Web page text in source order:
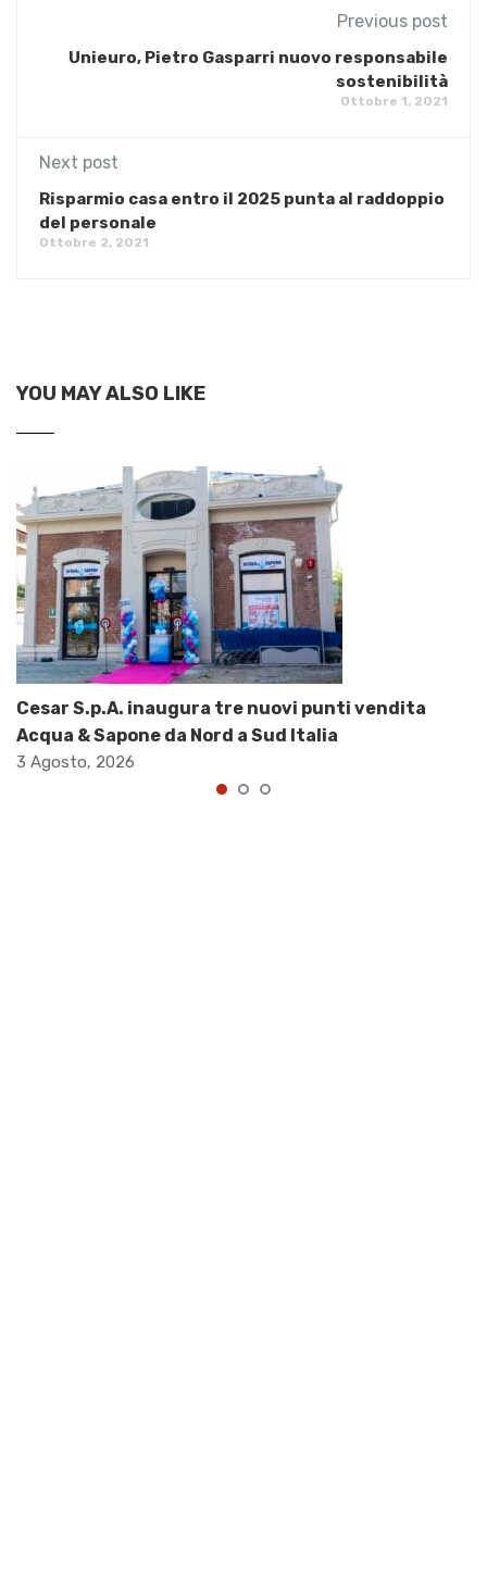
Previous post
Unieuro, Pietro Gasparri nuovo responsabile
sostenibilità
Ottobre 1, 2021
Next post
Risparmio casa entro il 2025 punta al raddoppio
del personale
Ottobre 2, 2021
YOU MAY ALSO LIKE
Cesar S.p.A. inaugura tre nuovi punti vendita
Acqua & Sapone da Nord a Sud Italia
3 Agosto, 2026